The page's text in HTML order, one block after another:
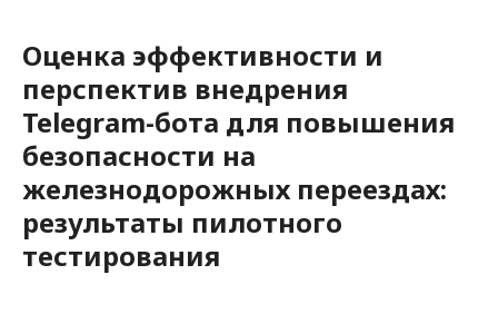
Оценка эффективности и
перспектив внедрения
Telegram-бота для повышения
безопасности на
железнодорожных переездах:
результаты пилотного
тестирования